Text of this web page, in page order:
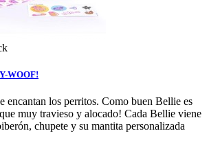
WOOF!
encantan los perritos. Como buen Bellie es
muy travieso y alocado! Cada Bellie viene
chupete y su mantita personalizada